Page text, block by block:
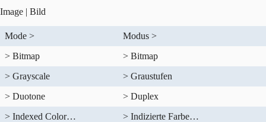
Image | Bild
Mode >
Modus >
> Bitmap
> Bitmap
> Grayscale
> Graustufen
> Duotone
> Duplex
> Indexed Color…
> Indizierte Farbe…